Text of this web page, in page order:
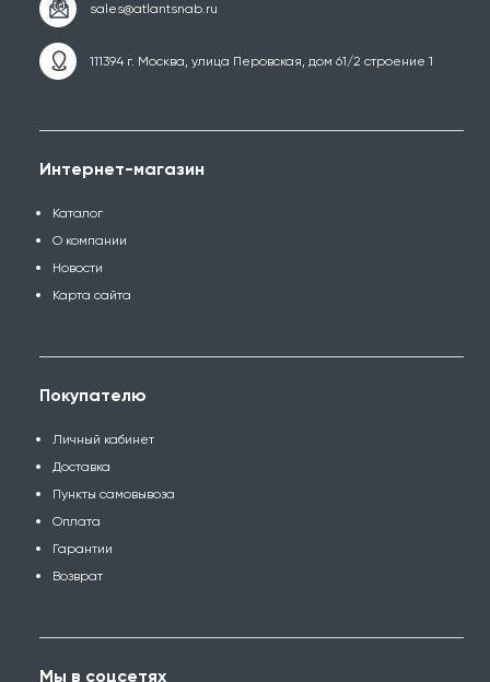
111394 г. Москва, улица Перовская, дом 61/2 строение 1
Интернет-магазин
Каталог
О компании
Новости
Карта сайта
Покупателю
Личный кабинет
Доставка
Пункты самовывоза
Оплата
Гарантии
Возврат
Мы в соцсетях